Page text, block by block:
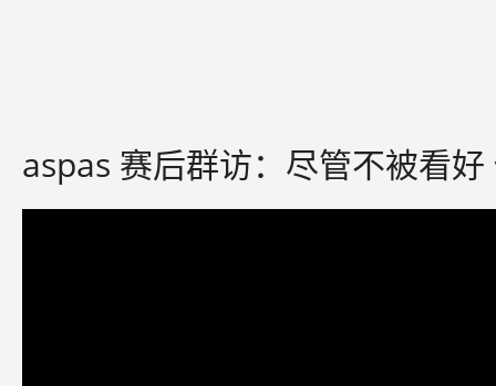
aspas 赛后群访：尽管不被看